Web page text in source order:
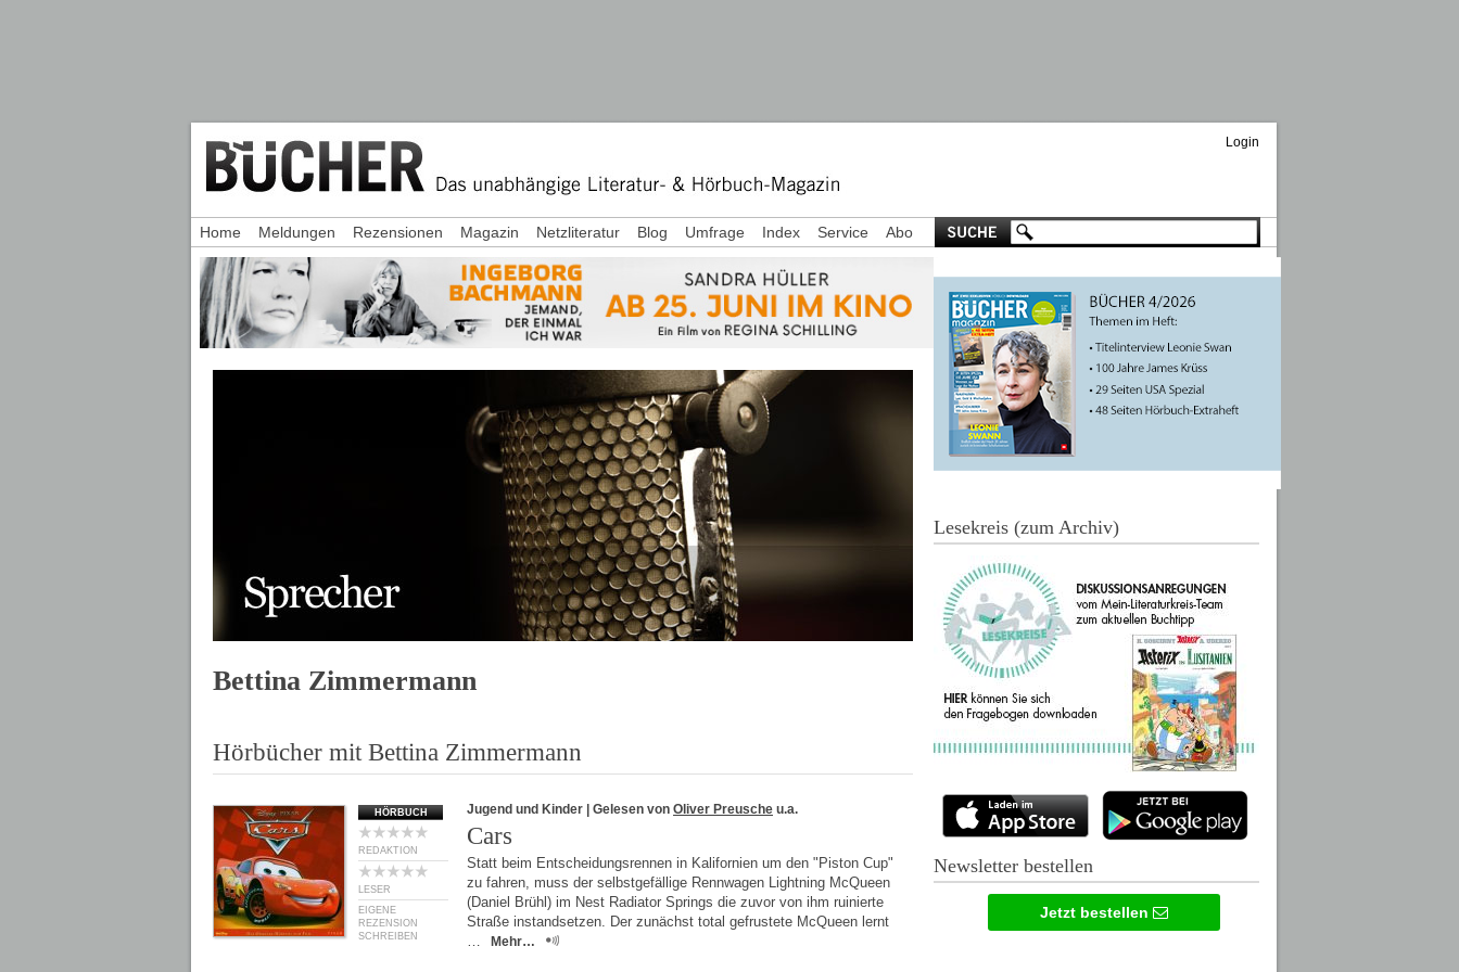
Login
Bettina Zimmermann
Hörbücher mit Bettina Zimmermann
HÖRBUCH
REDAKTION
LESER
EIGENE
REZENSION
SCHREIBEN
Jugend und Kinder | Gelesen von Oliver Preusche u.a.
Cars
Statt beim Entscheidungsrennen in Kalifornien um den "Piston Cup"
zu fahren, muss der selbstgefällige Rennwagen Lightning McQueen
(Daniel Brühl) im Nest Radiator Springs die zuvor von ihm ruinierte
Straße instandsetzen. Der zunächst total gefrustete McQueen lernt
…
Mehr…
Home Meldungen Rezensionen Magazin Netzliteratur Blog Umfrage Index Service Abo
Lesekreis (zum Archiv)
Newsletter bestellen
Jetzt bestellen